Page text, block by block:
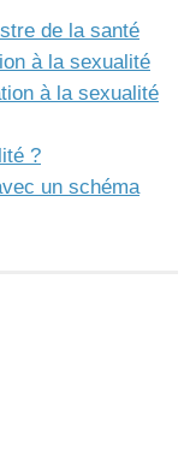
de la santé
à la sexualité
à la sexualité
?
un schéma